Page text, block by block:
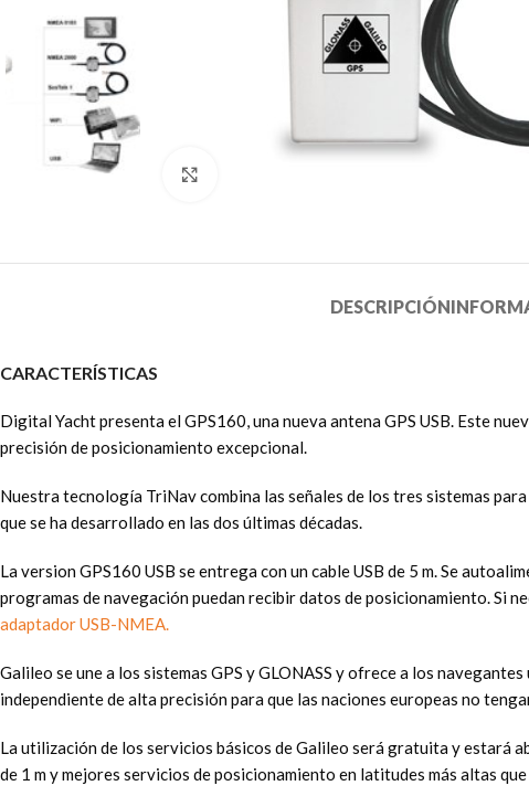
DESCRIPCIÓN
CARACTERÍSTICAS
Digital Yacht presenta el GPS160, una nueva antena GPS USB. Este
precisión de posicionamiento excepcional.
Nuestra tecnología TriNav combina las señales de los tres sistemas
que se ha desarrollado en las dos últimas décadas.
La version GPS160 USB se entrega con un cable USB de 5 m. Se
programas de navegación puedan recibir datos de posicionamiento. Si
adaptador USB-NMEA.
Galileo se une a los sistemas GPS y GLONASS y ofrece a los
independiente de alta precisión para que las naciones europeas no
La utilización de los servicios básicos de Galileo será gratuita y estará
de 1 m y mejores servicios de posicionamiento en latitudes más altas